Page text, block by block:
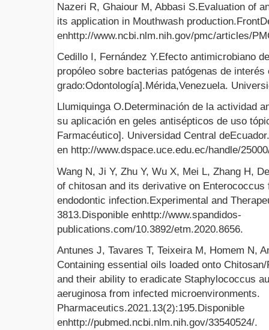
Nazeri R, Ghaiour M, Abbasi S.Evaluation of
its application in Mouthwash
enhttp://www.ncbi.nlm.nih.gov/pmc/articles/
Cedillo I, Fernández Y.Efecto antimicrobiano
propóleo sobre bacterias patógenas de interés
grado:Odontología].Mérida,Venezuela.
Llumiquinga O.Determinación de la actividad
su aplicación en geles antisépticos de uso
Farmacéutico]. Universidad Central
en http://www.dspace.uce.edu.ec/handle/
Wang N, Ji Y, Zhu Y, Wu X, Mei L, Zhang H,
of chitosan and its derivative on
endodontic infection.Experimental and
3813.Disponible enhttp://www.spandidos-
publications.com/10.3892/etm.2020.8656.
Antunes J, Tavares T, Teixeira M, Homem N,
Containing essential oils loaded onto
and their ability to eradicate Staphylococcus
aeruginosa from infected microenvironments.
Pharmaceutics.2021.13(2):195.Disponible
enhttp://pubmed.ncbi.nlm.nih.gov/33540524/.